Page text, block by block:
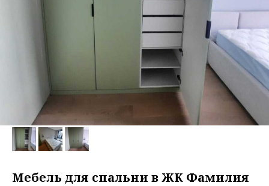
Мебель для спальни в ЖК Фамилия